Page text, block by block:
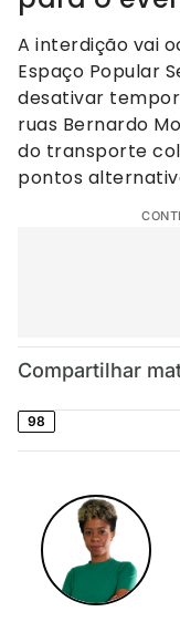
A interdição vai
Espaço Popular
desativar
ruas Bernardo
do transporte
pontos
Compartilhar
98